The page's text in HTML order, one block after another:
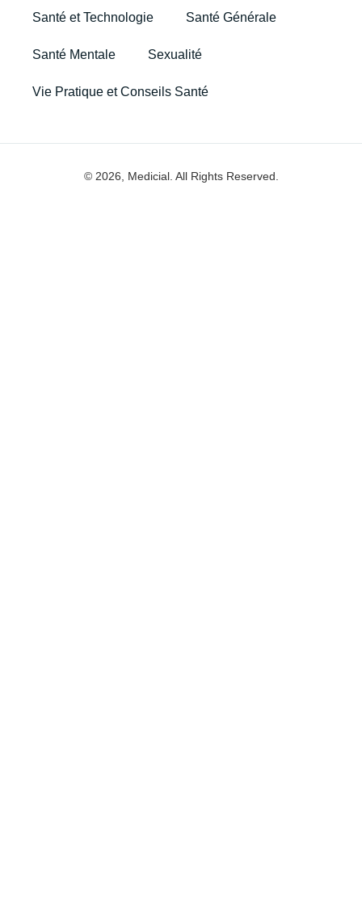
Santé et Technologie Santé Générale
Santé Mentale Sexualité
Vie Pratique et Conseils Santé
© 2026, Medicial. All Rights Reserved.